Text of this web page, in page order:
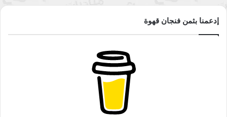
الراكب الناجي من حادثة تحطم طائرة في هاواي، وقد
إدعمنا بثمن فنجان قهوة